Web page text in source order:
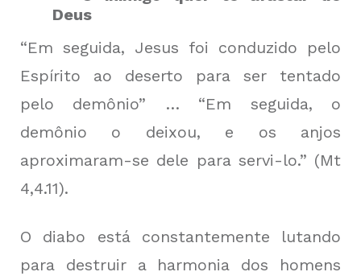
Deus
“Em seguida, Jesus foi conduzido pelo
Espírito ao deserto para ser tentado
pelo demônio” … “Em seguida, o
demônio o deixou, e os anjos
aproximaram-se dele para servi-lo.” (Mt
4,4.11).
O diabo está constantemente lutando
para destruir a harmonia dos homens